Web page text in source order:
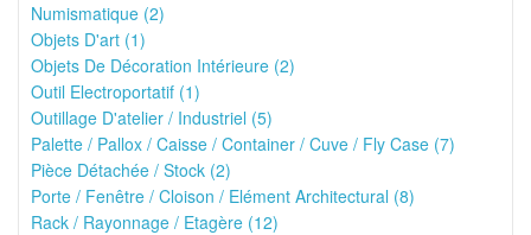
Numismatique (2)
Objets D'art (1)
Objets De Décoration Intérieure (2)
Outil Electroportatif (1)
Outillage D'atelier / Industriel (5)
Palette / Pallox / Caisse / Container / Cuve / Fly Case (7)
Pièce Détachée / Stock (2)
Porte / Fenêtre / Cloison / Elément Architectural (8)
Rack / Rayonnage / Etagère (12)